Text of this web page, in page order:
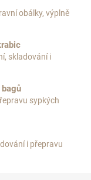
obálky, výplně
skladování i
sypkých
i přepravu